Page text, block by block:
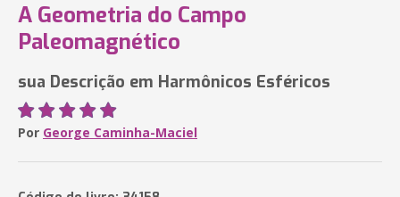
A Geometria do Campo
Paleomagnético
sua Descrição em Harmônicos Esféricos
Por George Caminha-Maciel